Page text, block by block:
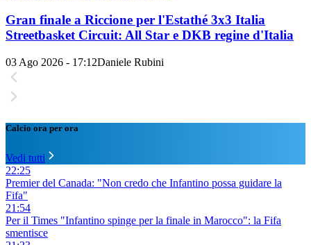
Gran finale a Riccione per l'Estathé 3x3 Italia
Streetbasket Circuit: All Star e DKB regine d'Italia
03 Ago 2026 - 17:12Daniele Rubini
Calcio ora per ora
Vedi tutti
22:25
Premier del Canada: "Non credo che Infantino possa guidare la
Fifa"
21:54
Per il Times "Infantino spinge per la finale in Marocco": la Fifa
smentisce